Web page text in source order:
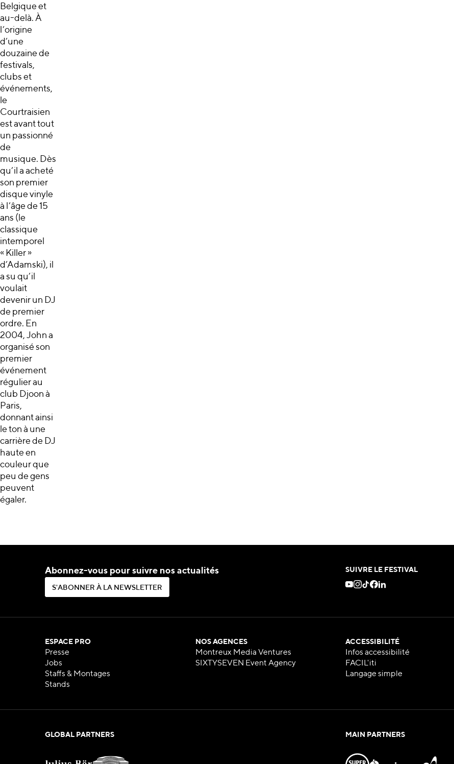
Belgique et
au-delà. À
l’origine
d’une
douzaine de
festivals,
clubs et
événements,
le
Courtraisien
est avant tout
un passionné
de
musique. Dès
qu’il a acheté
son premier
disque vinyle
à l’âge de 15
ans (le
classique
intemporel
« Killer »
d’Adamski), il
a su qu’il
voulait
devenir un DJ
de premier
ordre. En
2004, John a
organisé son
premier
événement
régulier au
club Djoon à
Paris,
donnant ainsi
le ton à une
carrière de DJ
haute en
couleur que
peu de gens
peuvent
égaler.
Abonnez-vous pour suivre nos actualités
S'A BO N N E R À LA N EWS ETT E R
S'ABONNER À LA NEWSLETTER
SUIVRE LE FESTIVAL
ESPACE PRO
Presse
Jobs
Staffs & Montages
Stands
NOS AGENCES
Montreux Media Ventures
SIXTYSEVEN Event Agency
ACCESSIBILITÉ
Infos accessibilité
FACIL'iti
Langage simple
GLOBAL PARTNERS MAIN PARTNERS